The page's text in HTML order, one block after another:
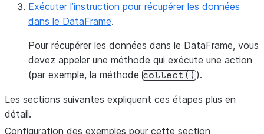
Exécuter l’instruction pour récupérer les données
dans le DataFrame.
Pour récupérer les données dans le DataFrame, vous
devez appeler une méthode qui exécute une action
(par exemple, la méthode collect()).
Les sections suivantes expliquent ces étapes plus en
détail.
Configuration des exemples pour cette section